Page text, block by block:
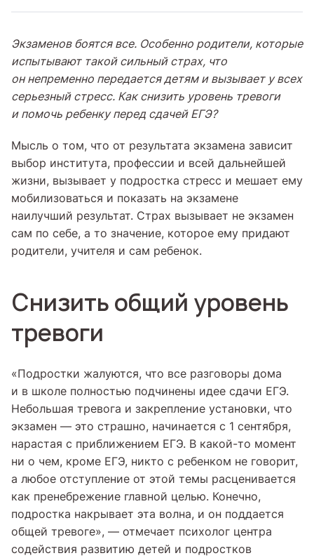
Экзаменов боятся все. Особенно родители, которые
испытывают такой сильный страх, что
он непременно передается детям и вызывает у всех
серьезный стресс. Как снизить уровень тревоги
и помочь ребенку перед сдачей ЕГЭ?
Мысль о том, что от результата экзамена зависит
выбор института, профессии и всей дальнейшей
жизни, вызывает у подростка стресс и мешает ему
мобилизоваться и показать на экзамене
наилучший результат. Страх вызывает не экзамен
сам по себе, а то значение, которое ему придают
родители, учителя и сам ребенок.
Снизить общий уровень
тревоги
«Подростки жалуются, что все разговоры дома
и в школе полностью подчинены идее сдачи ЕГЭ.
Небольшая тревога и закрепление установки, что
экзамен — это страшно, начинается с 1 сентября,
нарастая с приближением ЕГЭ. В какой-то момент
ни о чем, кроме ЕГЭ, никто с ребенком не говорит,
а любое отступление от этой темы расценивается
как пренебрежение главной целью. Конечно,
подростка накрывает эта волна, и он поддается
общей тревоге», — отмечает психолог центра
содействия развитию детей и подростков